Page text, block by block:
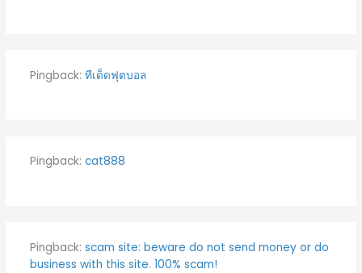
Pingback: ทีเด็ดฟุตบอล
Pingback: cat888
Pingback: scam site: beware do not send money or do
business with this site. 100% scam!